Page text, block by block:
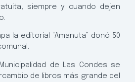
siempre y cuando dejen
la editorial “Amanuta” donó 50
de Las Condes se
de libros más grande del